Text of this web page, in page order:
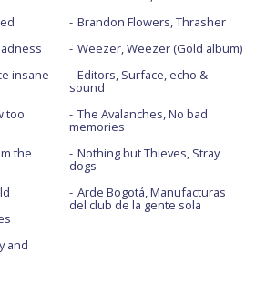
insane
too
the
and
Brandon Flowers, Thrasher
Weezer, Weezer (Gold album)
Editors, Surface, echo &
sound
The Avalanches, No bad
memories
Nothing but Thieves, Stray
dogs
Arde Bogotá, Manufacturas
del club de la gente sola